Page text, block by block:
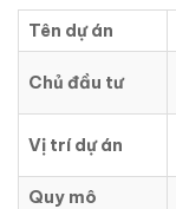
Tên dự án
Chủ đầu tư
Vị trí dự án
Quy mô